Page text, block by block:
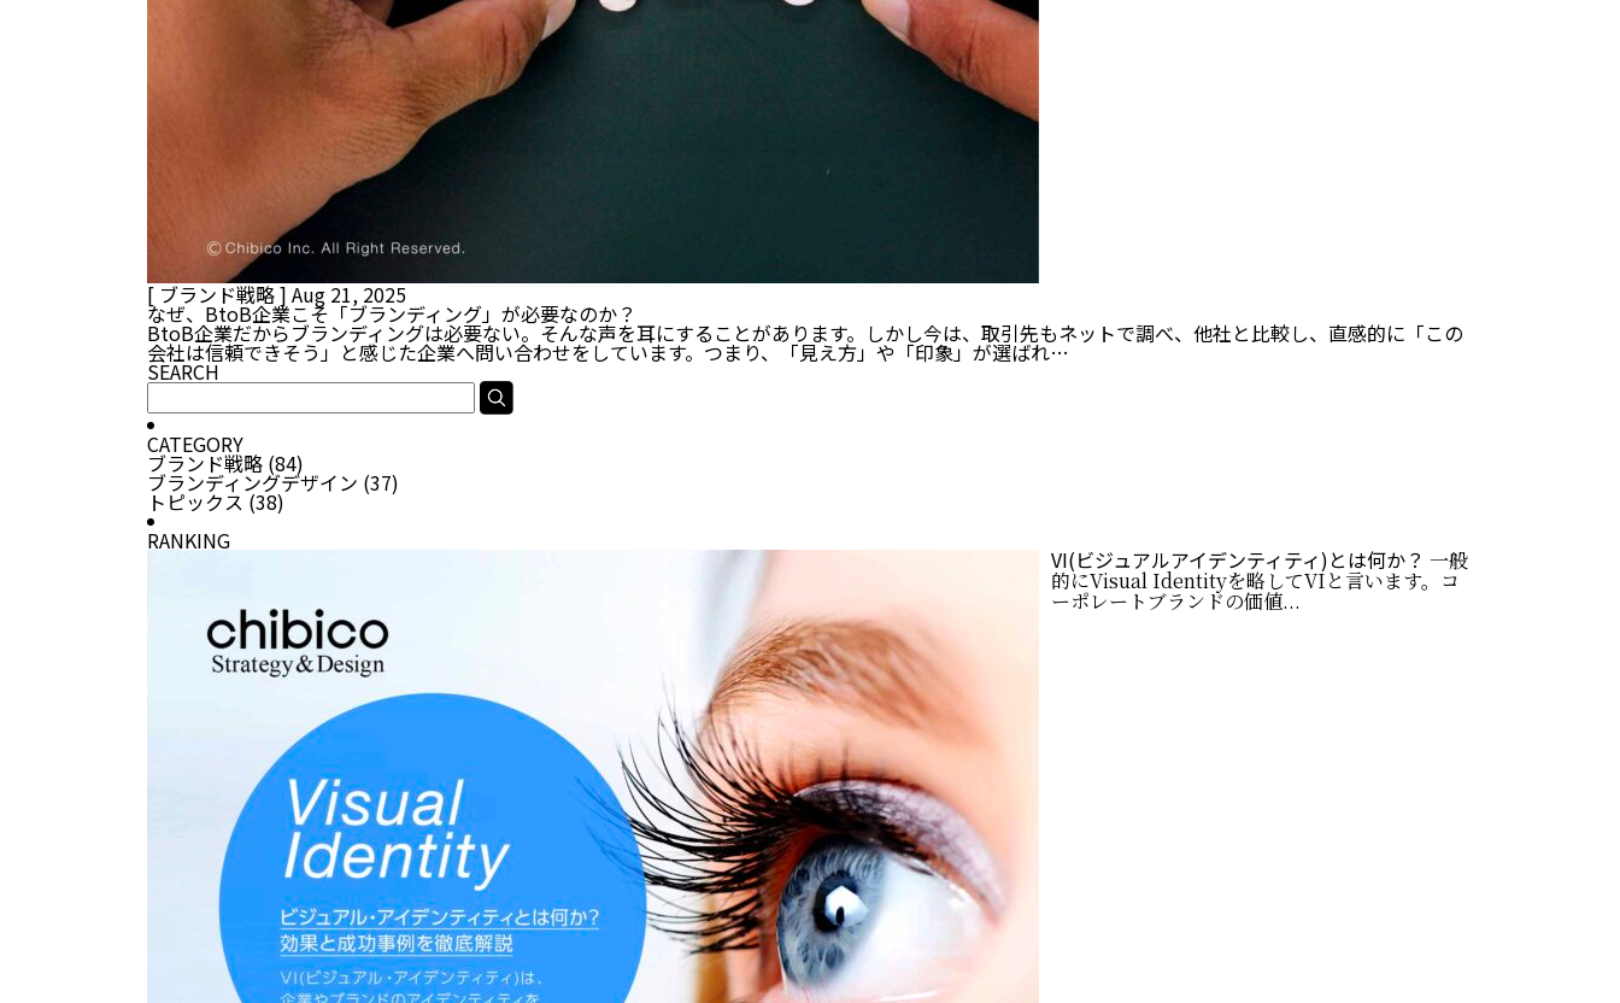
[ ブランド戦略 ] Aug 21, 2025
なぜ、BtoB企業こそ「ブランディング」が必要なのか？
BtoB企業だからブランディングは必要ない。そんな声を耳にすることがあります。しかし今は、取引先もネットで調べ、他社と比較し、直感的に「この
会社は信頼できそう」と感じた企業へ問い合わせをしています。つまり、「見え方」や「印象」が選ばれ…
SEARCH
CATEGORY
ブランド戦略 (84)
ブランディングデザイン (37)
トピックス(38)
RANKING
VI(ビジュアルアイデンティティ)とは何か？ 一般
的にVisual Identityを略してVIと言います。コ
ーポレートブランドの価値...